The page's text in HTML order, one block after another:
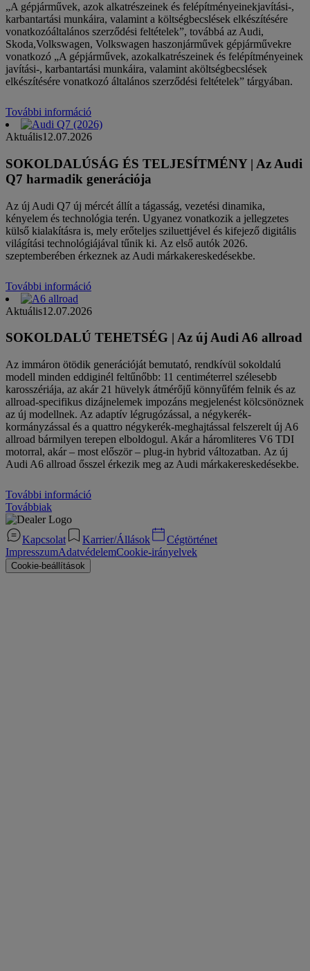
„A gépjárművek, azok alkatrészeinek és felépítményeinekjavítási-,
karbantartási munkáira, valamint a költségbecslések elkészítésére
vonatkozóáltalános szerződési feltételek”, továbbá az Audi,
Skoda,Volkswagen, Volkswagen haszonjárművek gépjárművekre
vonatkozó „A gépjárművek, azokalkatrészeinek és felépítményeinek
javítási-, karbantartási munkáira, valamint aköltségbecslések
elkészítésére vonatkozó általános szerződési feltételek” tárgyában.
További információ
Aktuális12.07.2026
SOKOLDALÚSÁG ÉS TELJESÍTMÉNY | Az Audi
Q7 harmadik generációja
Az új Audi Q7 új mércét állít a tágasság, vezetési dinamika,
kényelem és technológia terén. Ugyanez vonatkozik a jellegzetes
külső kialakításra is, mely erőteljes sziluettjével és kifejező digitális
világítási technológiájával tűnik ki. Az első autók 2026.
szeptemberében érkeznek az Audi márkakereskedésekbe.
További információ
Aktuális12.07.2026
SOKOLDALÚ TEHETSÉG | Az új Audi A6 allroad
Az immáron ötödik generációját bemutató, rendkívül sokoldalú
modell minden eddiginél feltűnőbb: 11 centiméterrel szélesebb
karosszériája, az akár 21 hüvelyk átmérőjű könnyűfém felnik és az
allroad-specifikus dizájnelemek impozáns megjelenést kölcsönöznek
az új modellnek. Az adaptív légrugózással, a négykerék-
kormányzással és a quattro négykerék-meghajtással felszerelt új A6
allroad bármilyen terepen elboldogul. Akár a háromliteres V6 TDI
motorral, akár – most először – plug-in hybrid változatban. Az új
Audi A6 allroad ősszel érkezik meg az Audi márkakereskedésekbe.
További információ
Továbbiak
Kapcsolat Karrier/Állások
Cégtörténet
ImpresszumAdatvédelemCookie-irányelvek
Cookie-beállítások